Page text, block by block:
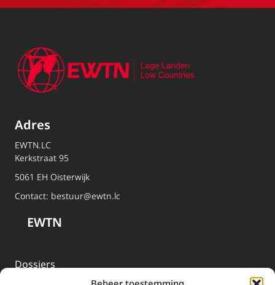
Adres
EWTN.LC
Kerkstraat 95
5061 EH Oisterwijk
Contact: bestuur@ewtn.lc
EWTN
Dossiers